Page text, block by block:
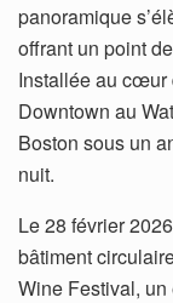
panoramique
offrant un point
Installée au cœur
Downtown au
Boston sous un
nuit.
Le 28 février
bâtiment
Wine Festival,